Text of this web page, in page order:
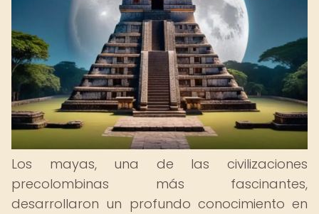
Los mayas, una de las civilizaciones
precolombinas más fascinantes,
desarrollaron un profundo conocimiento en